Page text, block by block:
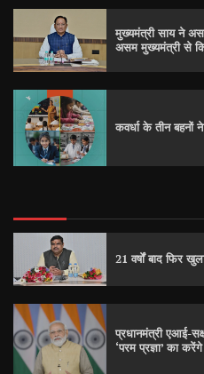
मुख्यमंत्री साय ने
असम मुख्यमंत्री से
कवर्धा के तीन बहनों
21 वर्षों बाद फिर
प्रधानमंत्री एआई-
‘परम प्रज्ञा’ का